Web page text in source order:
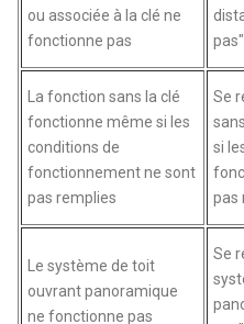
ou associée à la clé ne
fonctionne pas
pas".
La fonction sans la clé
fonctionne même si les
conditions de
fonctionnement ne sont
pas remplies
Se
si
pas
Le système de toit
ouvrant panoramique
ne fonctionne pas
Se